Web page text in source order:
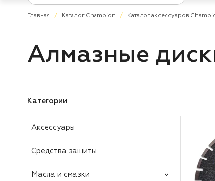
Главная Каталог Champion Каталог аксессуаров
Алмазные
Категории
Аксессуары
Средства защиты
Масла и смазки